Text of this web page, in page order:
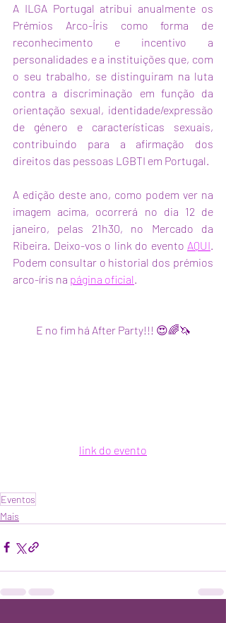
A ILGA Portugal atribui anualmente os
Prémios Arco-Íris como forma de
reconhecimento e incentivo a
personalidades e a instituições que, com
o seu trabalho, se distinguiram na luta
contra a discriminação em função da
orientação sexual, identidade/expressão
de género e características sexuais,
contribuindo para a afirmação dos
direitos das pessoas LGBTI em Portugal.
A edição deste ano, como podem ver na
imagem acima, ocorrerá no dia 12 de
janeiro, pelas 21h30, no Mercado da
Ribeira. Deixo-vos o link do evento AQUI.
Podem consultar o historial dos prémios
arco-íris na página oficial.
E no fim há After Party!!! 😍🌈🦄
link do evento
Eventos
Mais